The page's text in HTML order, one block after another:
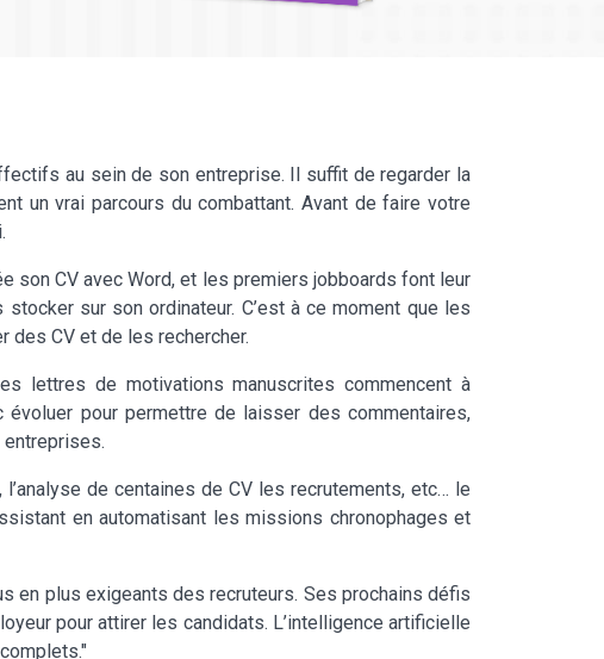
au sein de son entreprise. Il suffit de regarder la
un vrai parcours du combattant. Avant de faire votre
son CV avec Word, et les premiers jobboards font leur
sur son ordinateur. C’est à ce moment que les
CV et de les rechercher.
lettres de motivations manuscrites commencent à
pour permettre de laisser des commentaires,
entreprises.
de centaines de CV les recrutements, etc… le
en automatisant les missions chronophages et
en plus exigeants des recruteurs. Ses prochains défis
pour attirer les candidats. L’intelligence artificielle